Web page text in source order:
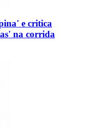
e critica
na corrida